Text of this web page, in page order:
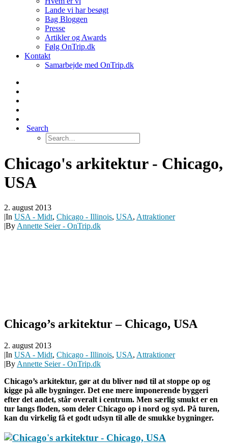
Lande vi har besøgt
Bag Bloggen
Presse
Artikler og Awards
Følg OnTrip.dk
Kontakt
Samarbejde med OnTrip.dk
Search
Chicago's arkitektur - Chicago,
USA
2. august 2013
|In USA - Midt, Chicago - Illinois, USA, Attraktioner
|By Annette Seier - OnTrip.dk
Chicago’s arkitektur – Chicago, USA
2. august 2013
|In USA - Midt, Chicago - Illinois, USA, Attraktioner
|By Annette Seier - OnTrip.dk
Chicago’s arkitektur, gør at du bliver nød til at stoppe op og
kigge på alle bygninger. Det ene mere imponerende byggeri
efter det andet, står overalt i centrum. Men særlig smukt er en
tur langs floden, som deler Chicago op i nord og syd. På turen,
kan du virkelig få et godt udsyn til alle de smukke bygninger.